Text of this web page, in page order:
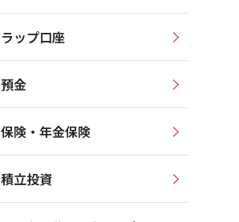
ラップ口座
預金
保険・年金保険
積立投資